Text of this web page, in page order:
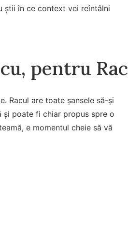
știi în ce context vei reîntâlni
pentru Rac
Racul are toate șansele să-și
şi poate fi chiar propus spre o
e momentul cheie să vă